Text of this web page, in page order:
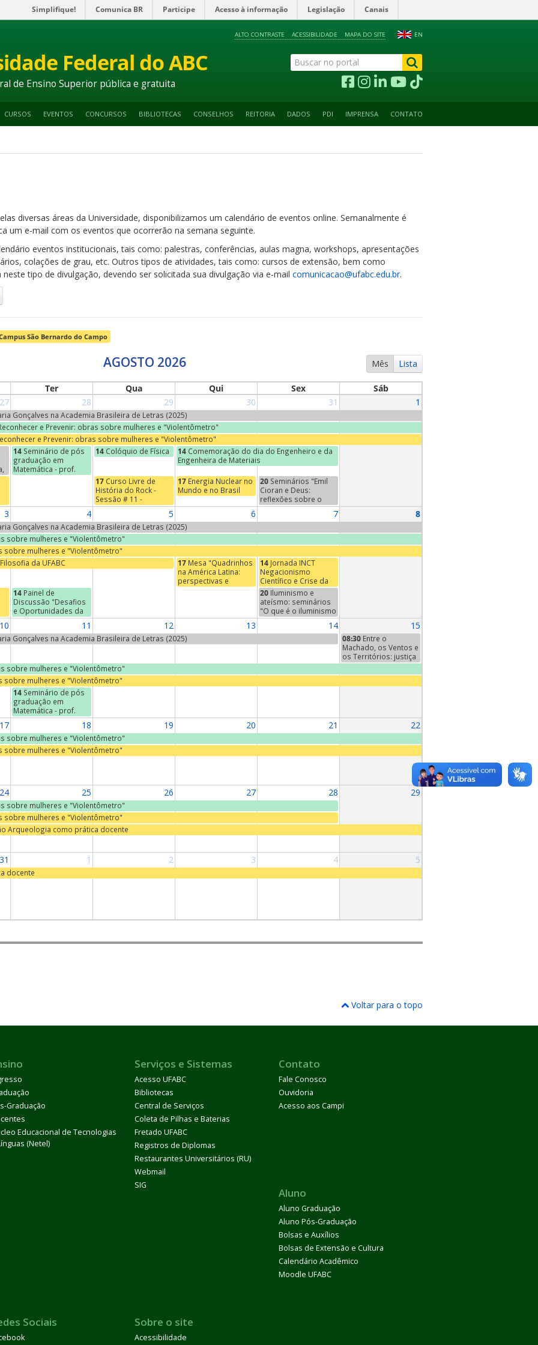
Simplifique! Comunica BR Participe Acesso à informação Legislação Canais
EN
ALTO CONTRASTE ACESSIBILIDADE MAPA DO SITE
Federal do ABC
de Ensino Superior pública e gratuita
CURSOS EVENTOS CONCURSOS BIBLIOTECAS CONSELHOS REITORIA DADOS PDI IMPRENSA CONTATO
diversas áreas da Universidade, disponibilizamos um calendário de eventos online. Semanalmente é
um e-mail com os eventos que ocorrerão na semana seguinte.
eventos institucionais, tais como: palestras, conferências, aulas magna, workshops, apresentações
colações de grau, etc. Outros tipos de atividades, tais como: cursos de extensão, bem como
tipo de divulgação, devendo ser solicitada sua divulgação via e-mail comunicacao@ufabc.edu.br.
São Bernardo do Campo
Mês Lista
AGOSTO 2026
Ter Qua Qui Sex
Sáb
27 28 29 30 31 1
Gonçalves na Academia Brasileira de Letras (2025)
e Prevenir: obras sobre mulheres e "Violentômetro"
e Prevenir: obras sobre mulheres e "Violentômetro"
14 Seminário de pós
graduação em
Matemática - prof.
Jean-Paul Brasselet
"Marie-Hélène
Schwartz, um nome na
torre Eiffel"
14 Colóquio de Física 14 Comemoração do dia do Engenheiro e da
Engenheira de Materiais
17 Curso Livre de
História do Rock -
Sessão # 11 -
Começos do Indie
17 Energia Nuclear no
Mundo e no Brasil
20 Seminários "Emil
Cioran e Deus:
reflexões sobre o
Nada". Terceiro
Cioran
3 4 5 6 7 8
Gonçalves na Academia Brasileira de Letras (2025)
sobre mulheres e "Violentômetro"
sobre mulheres e "Violentômetro"
da UFABC 17 Mesa "Quadrinhos
na América Latina:
perspectivas e
abordagens"
14 Jornada INCT
Negacionismo
Científico e Crise da
Democracia: Verdade,
Ciëncia e Esfera
PÚblica
14 Painel de
Discussão "Desafios
e Oportunidades da
Destinação Adequada
de Resíduos Sólidos"
20 Iluminismo e
ateísmo: seminários
"O que é o iluminismo
afinal". Sexto
seminário: "A filosofia
Ernst Cassirer,
10 11 12 13 14 15
Gonçalves na Academia Brasileira de Letras (2025) 08:30 Entre o
Machado, os Ventos e
os Territórios: justiça
climática e
reconhecimento
sobre mulheres e "Violentômetro"
sobre mulheres e "Violentômetro"
14 Seminário de pós
graduação em
Matemática - prof.
José Francisco Gomes
Paulo) - "The ABC of
Integrable
Hierarchies"
17 18 19 20 21 22
sobre mulheres e "Violentômetro"
sobre mulheres e "Violentômetro"
24 25 26 27 28 29
sobre mulheres e "Violentômetro"
sobre mulheres e "Violentômetro"
Arqueologia como prática docente
31 1 2 3 4 5
docente
Voltar para o topo
Graduação
Educacional de Tecnologias
(Netel)
Serviços e Sistemas
Acesso UFABC
Bibliotecas
Central de Serviços
Coleta de Pilhas e Baterias
Fretado UFABC
Registros de Diplomas
Restaurantes Universitários (RU)
Webmail
SIG
Contato
Fale Conosco
Ouvidoria
Acesso aos Campi
Aluno
Aluno Graduação
Aluno Pós-Graduação
Bolsas e Auxílios
Bolsas de Extensão e Cultura
Calendário Acadêmico
Moodle UFABC
Sociais Sobre o site
Acessibilidade